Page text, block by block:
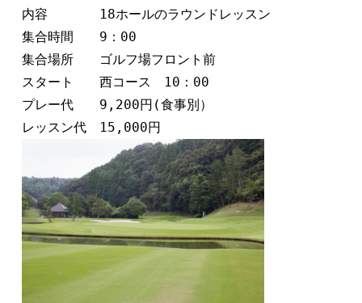
内容　　　　18ホールのラウンドレッスン
集合時間　　9：00
集合場所　　ゴルフ場フロント前
スタート　　西コース　10：00
プレー代　　9,200円(食事別）